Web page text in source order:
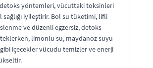
yöntemleri, vücuttaki toksinleri
sağlığı iyileştirir. Bol su tüketimi, lifli
ve düzenli egzersiz, detoks
limonlu su, maydanoz suyu
içecekler vücudu temizler ve enerji